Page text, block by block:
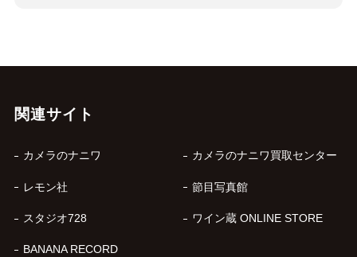
関連サイト
カメラのナニワ カメラのナニワ買取センター
レモン社 節目写真館
スタジオ728 ワイン蔵 ONLINE STORE
BANANA RECORD